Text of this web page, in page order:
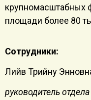
крупномасштабных
площади более 80
Сотрудники:
Лийв Трийну
руководитель отдела